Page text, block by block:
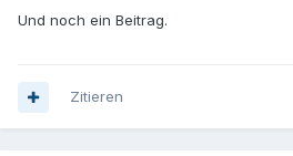
Und noch ein Beitrag.
Zitieren